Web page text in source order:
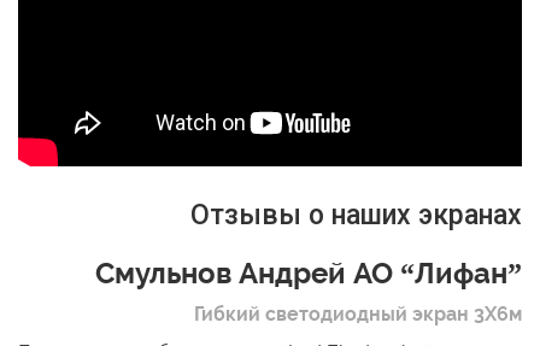
Отзывы о наших экранах
Смульнов Андрей АО “Лифан”
Гибкий светодиодный экран 3Х6м